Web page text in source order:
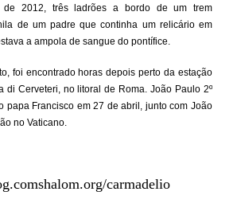
de 2012, três ladrões a bordo de um trem
de um padre que continha um relicário em
a ampola de sangue do pontífice.
foi encontrado horas depois perto da estação
di Cerveteri, no litoral de Roma. João Paulo 2º
papa Francisco em 27 de abril, junto com João
no Vaticano.
carmadelio